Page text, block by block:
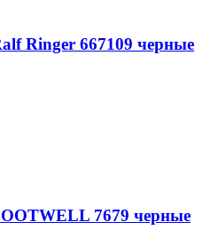
Ringer 667109 черные
7679 черные